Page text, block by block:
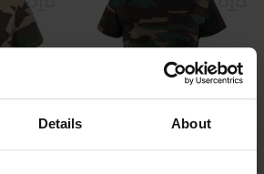
Details About
уподобань